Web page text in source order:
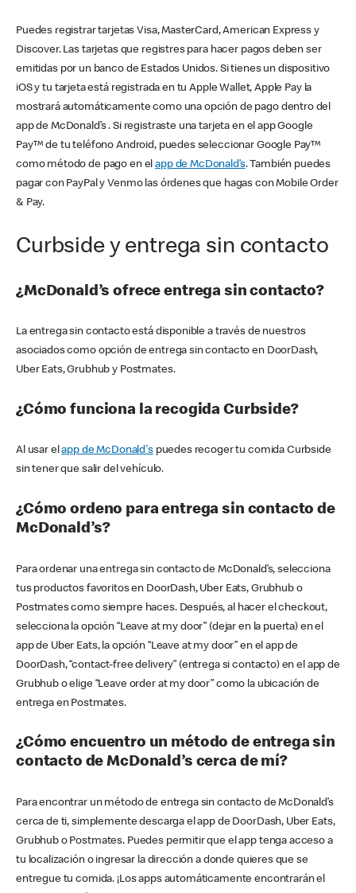
Puedes registrar tarjetas Visa, MasterCard, American Express y
Discover. Las tarjetas que registres para hacer pagos deben ser
emitidas por un banco de Estados Unidos. Si tienes un dispositivo
iOS y tu tarjeta está registrada en tu Apple Wallet, Apple Pay la
mostrará automáticamente como una opción de pago dentro del
app de McDonald’s . Si registraste una tarjeta en el app Google
Pay™ de tu teléfono Android, puedes seleccionar Google Pay™
como método de pago en elapp de McDonald’s. También puedes
pagar con PayPal y Venmo las órdenes que hagas con Mobile Order
& Pay.
Curbside y entrega sin contacto
¿McDonald’s ofrece entrega sin contacto?
La entrega sin contacto está disponible a través de nuestros
asociados como opción de entrega sin contacto en DoorDash,
Uber Eats, Grubhub y Postmates.
¿Cómo funciona la recogida Curbside?
Al usar elapp de McDonald'spuedes recoger tu comida Curbside
sin tener que salir del vehículo.
¿Cómo ordeno para entrega sin contacto de
McDonald’s?
Para ordenar una entrega sin contacto de McDonald’s, selecciona
tus productos favoritos en DoorDash, Uber Eats, Grubhub o
Postmates como siempre haces. Después, al hacer el checkout,
selecciona la opción “Leave at my door” (dejar en la puerta) en el
app de Uber Eats, la opción “Leave at my door” en el app de
DoorDash, “contact-free delivery” (entrega si contacto) en el app de
Grubhub o elige “Leave order at my door” como la ubicación de
entrega en Postmates.
¿Cómo encuentro un método de entrega sin
contacto de McDonald’s cerca de mí?
Para encontrar un método de entrega sin contacto de McDonald’s
cerca de ti, simplemente descarga el app de DoorDash, Uber Eats,
Grubhub o Postmates. Puedes permitir que el app tenga acceso a
tu localización o ingresar la dirección a donde quieres que se
entregue tu comida. ¡Los apps automáticamente encontrarán el